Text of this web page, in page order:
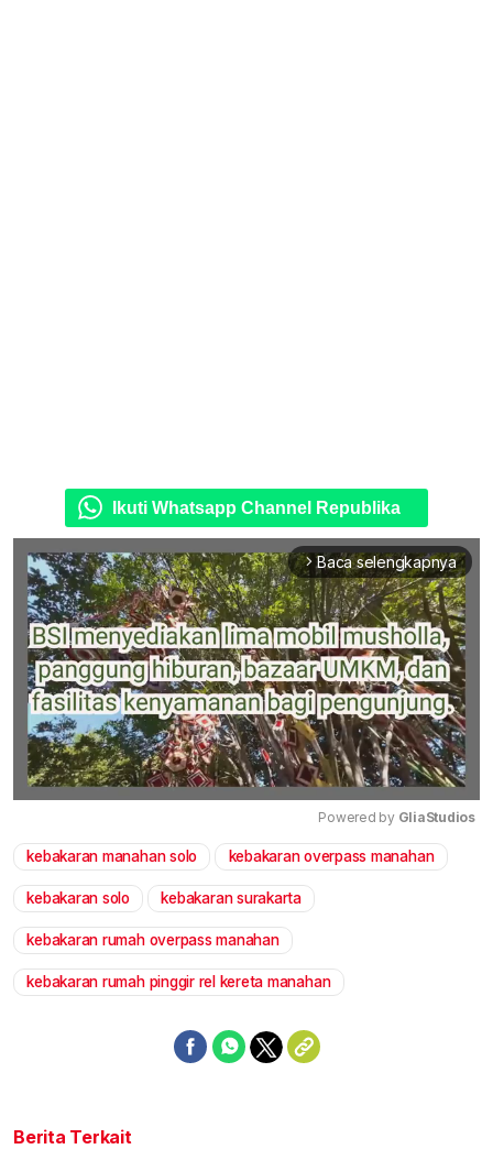
Ikuti Whatsapp Channel Republika
arrow_forward_ios Baca selengkapnya
Mute
Powered by GliaStudios
kebakaran manahan solo kebakaran overpass manahan
kebakaran solo kebakaran surakarta
kebakaran rumah overpass manahan
kebakaran rumah pinggir rel kereta manahan
Berita Terkait